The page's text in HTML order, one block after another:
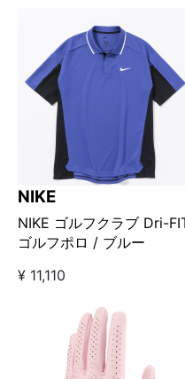
NIKE
NIKE ゴルフクラブ Dri-
ゴルフポロ / ブルー
¥ 11,110